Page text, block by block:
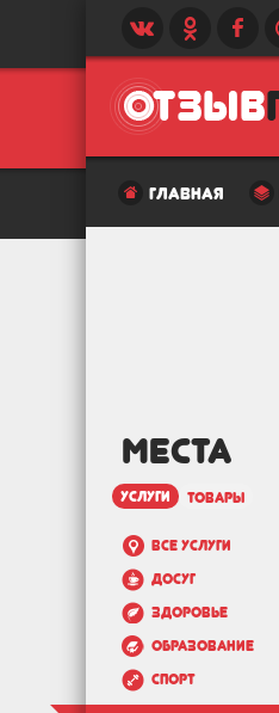
главная
МЕСТА
услуги товары
Все услуги
Досуг
Здоровье
Образование
Спорт